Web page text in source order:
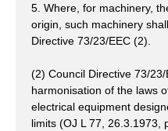
5. Where, for machinery,
origin, such machinery
Directive 73/23/EEC (2).
(2) Council Directive 73/
harmonisation of the laws
electrical equipment
limits (OJ L 77, 26.3.1973,